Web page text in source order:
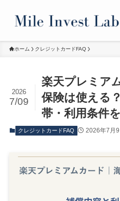
ホーム クレジットカードFAQ
楽天プレミア
保険は使える
帯・利用条件
2026
7/09
クレジットカードFAQ 2026年7月9